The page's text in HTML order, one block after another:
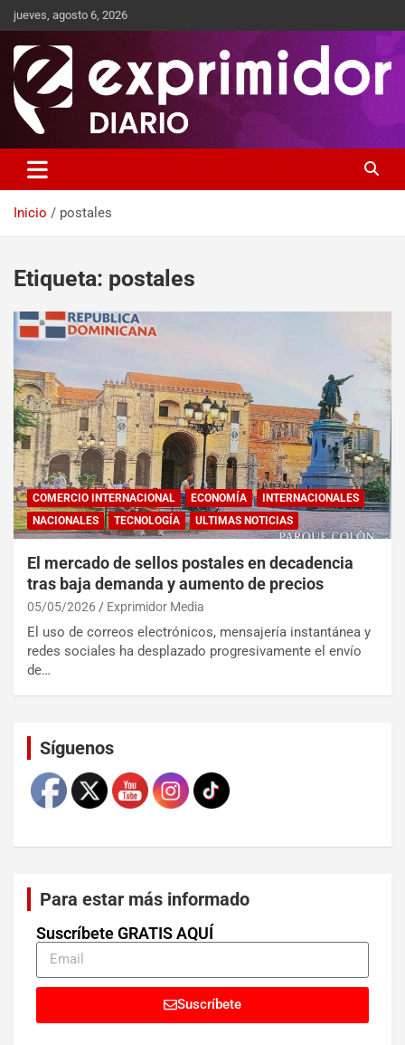
jueves, agosto 6, 2026
Exprimidor media
Inicio postales
Etiqueta: postales
COMERCIO INTERNACIONAL ECONOMÍA
INTERNACIONALES
NACIONALES
TECNOLOGÍA ULTIMAS NOTICIAS
El mercado de sellos postales en decadencia
tras baja demanda y aumento de precios
05/05/2026 Exprimidor Media
El uso de correos electrónicos, mensajería instantánea y
redes sociales ha desplazado progresivamente el envío
de…
Síguenos
Para estar más informado
Suscríbete GRATIS AQUÍ
Suscríbete